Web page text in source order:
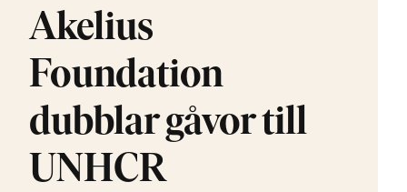
Akelius
Foundation
dubblar gåvor till
UNHCR